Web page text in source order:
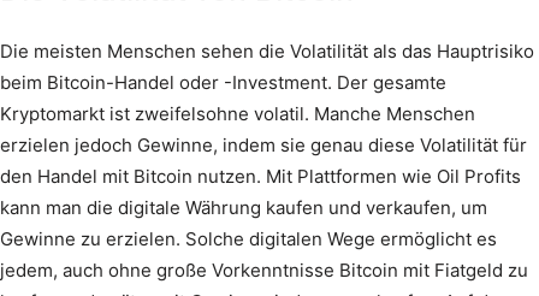
Die meisten Menschen sehen die Volatilität als das Hauptrisiko
beim Bitcoin-Handel oder -Investment. Der gesamte
Kryptomarkt ist zweifelsohne volatil. Manche Menschen
erzielen jedoch Gewinne, indem sie genau diese Volatilität für
den Handel mit Bitcoin nutzen. Mit Plattformen wie Oil Profits
kann man die digitale Währung kaufen und verkaufen, um
Gewinne zu erzielen. Solche digitalen Wege ermöglicht es
jedem, auch ohne große Vorkenntnisse Bitcoin mit Fiatgeld zu